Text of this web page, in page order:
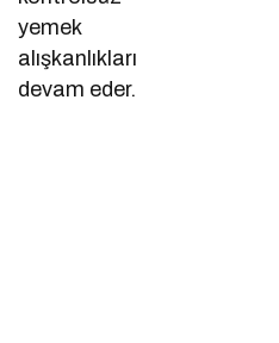
yemek
alışkanlıkları
devam eder.